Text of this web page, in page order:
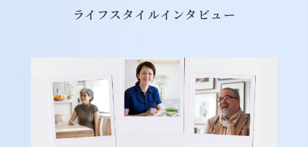
ライフスタイルインタビュー